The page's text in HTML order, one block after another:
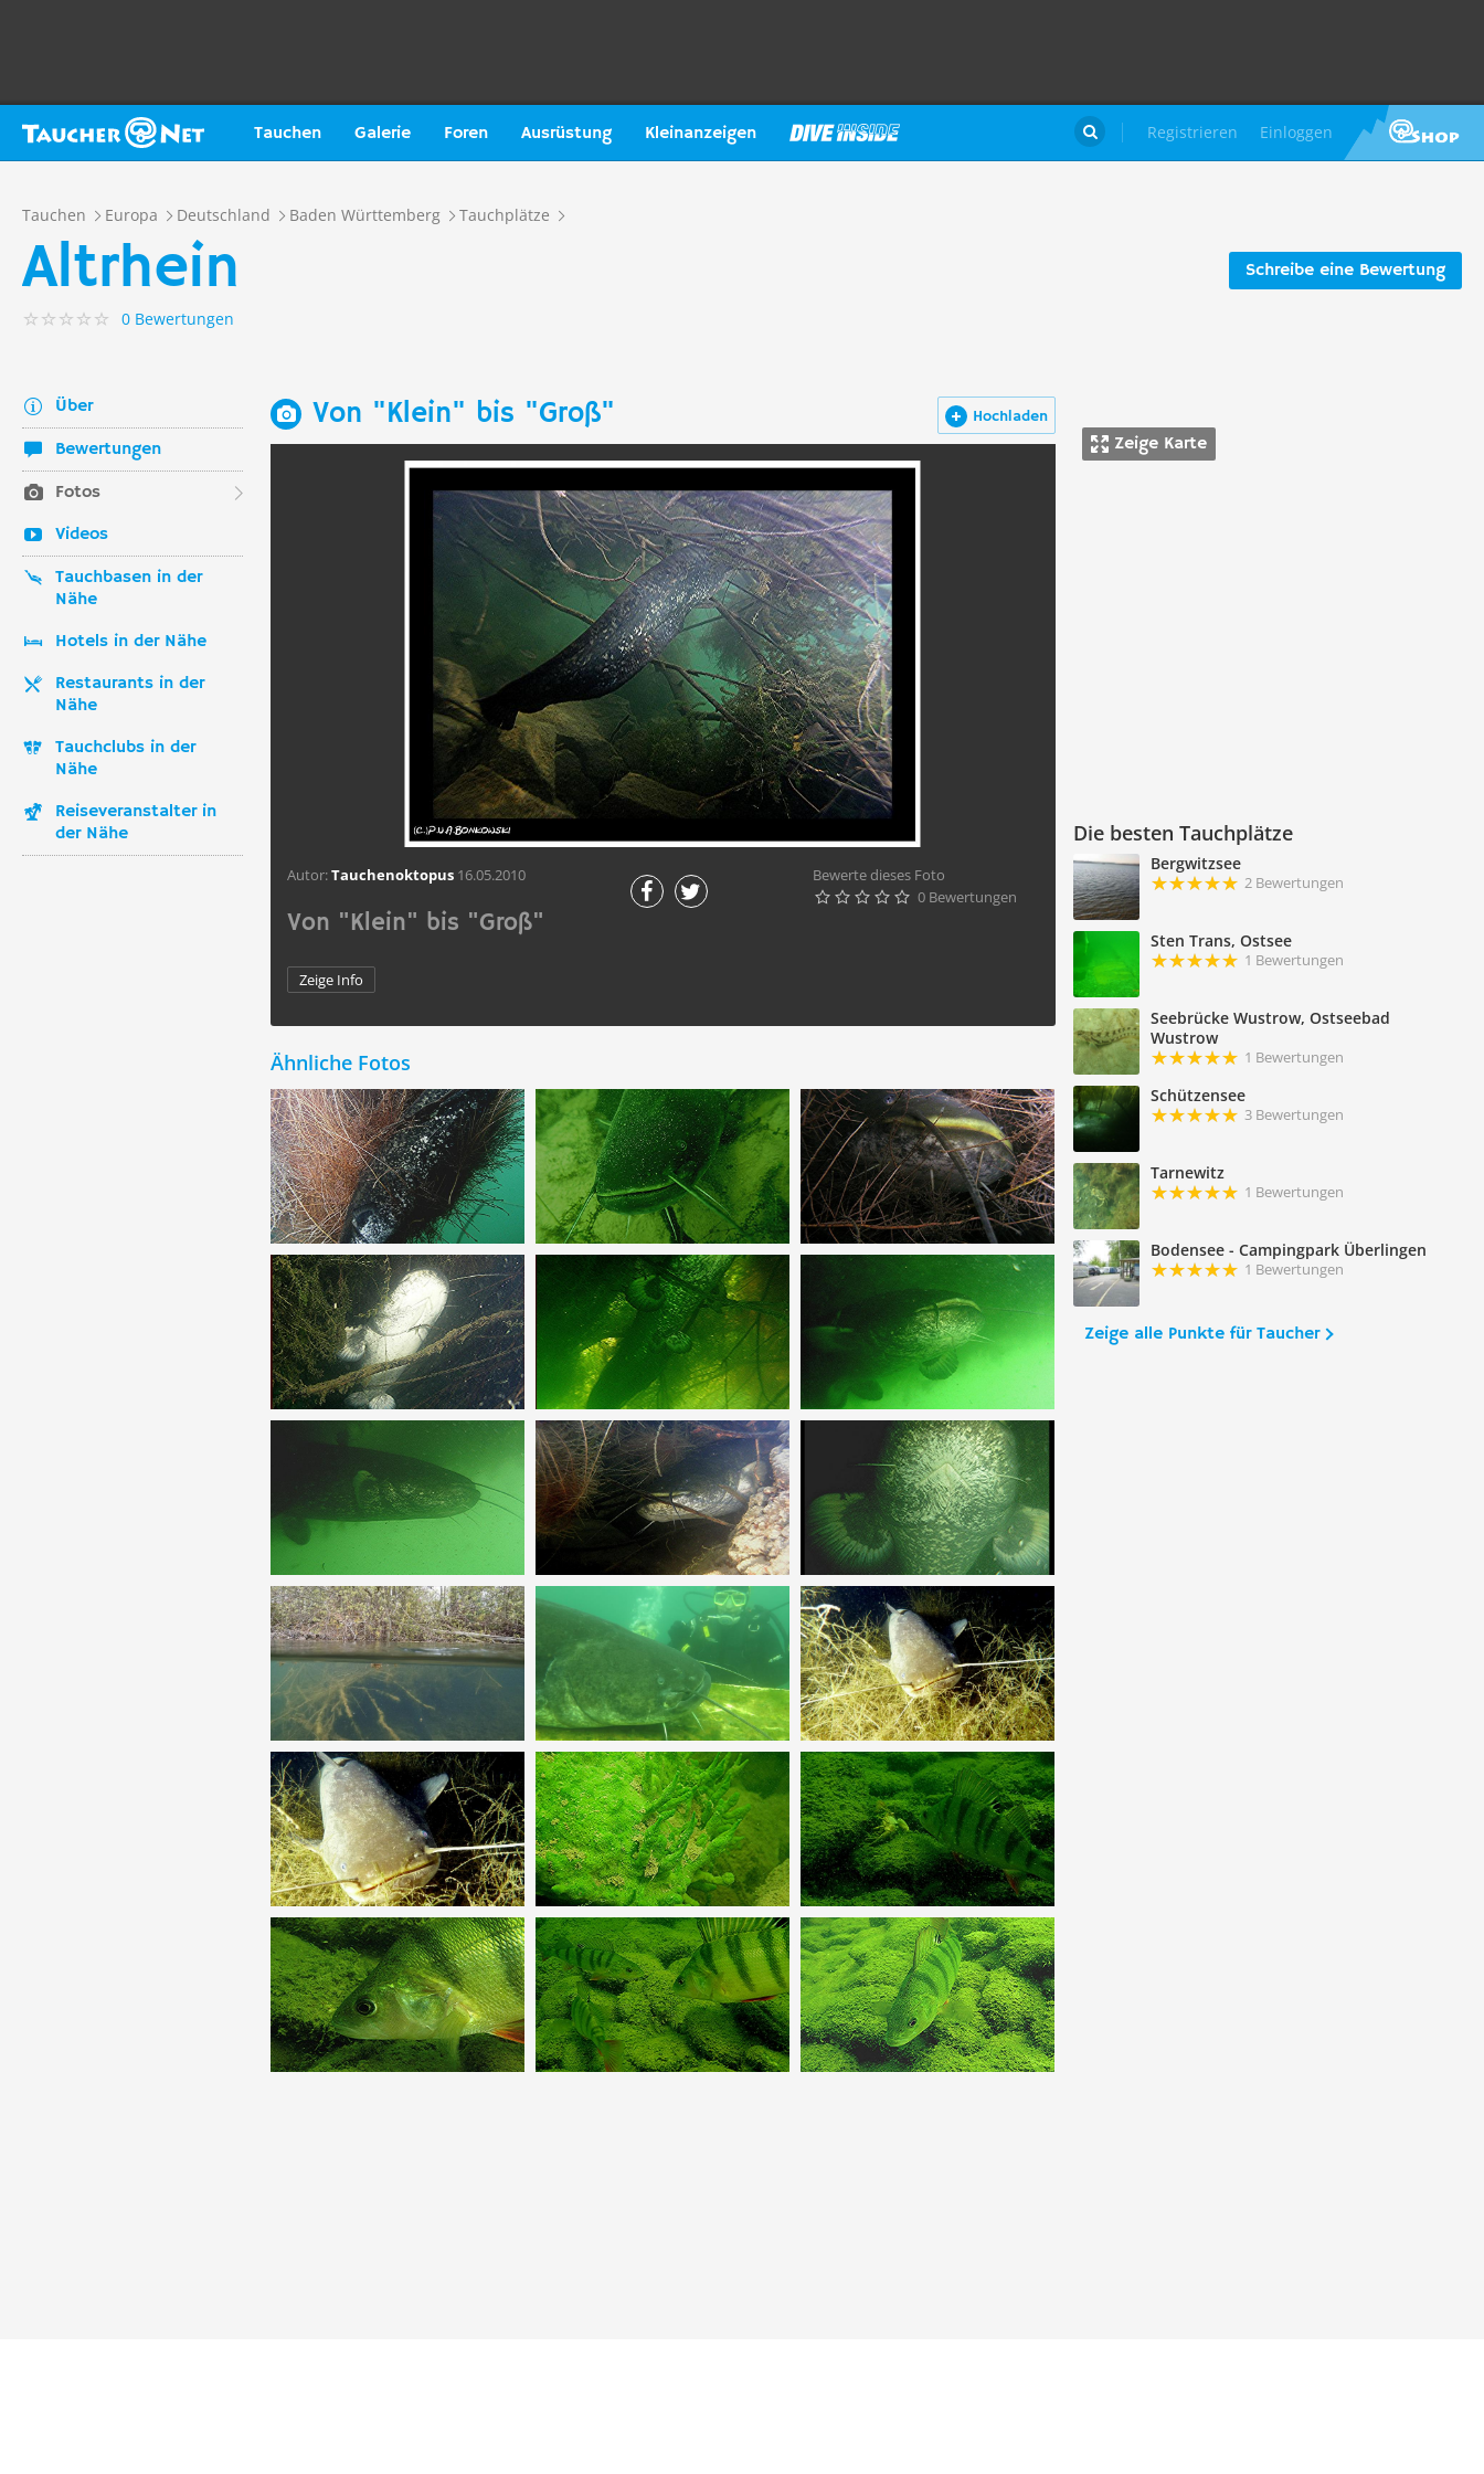
Tauchen Galerie Foren Ausrüstung Kleinanzeigen Registrieren Einloggen

Tauchen Europa Deutschland Baden Württemberg Tauchplätze
Schreibe eine Bewertung
Altrhein
0 Bewertungen
Über
Bewertungen
Fotos
Videos
Tauchbasen in der
Nähe
Hotels in der Nähe
Restaurants in der
Nähe
Tauchclubs in der
Nähe
Reiseveranstalter in
der Nähe
Zeige Karte
Die besten Tauchplätze
Bergwitzsee
2 Bewertungen
Sten Trans, Ostsee
1 Bewertungen
Seebrücke Wustrow, Ostseebad
Wustrow
1 Bewertungen
Schützensee
3 Bewertungen
Tarnewitz
1 Bewertungen
Bodensee - Campingpark Überlingen
1 Bewertungen
Zeige alle Punkte für Taucher
Hochladen
Von "Klein" bis "Groß"
Autor:Tauchenoktopus 16.05.2010 Bewerte dieses Foto
     0 Bewertungen
Von "Klein" bis "Groß"
Zeige Info
Ähnliche Fotos